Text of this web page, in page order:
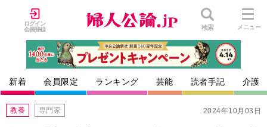
ログイン
会員登録
検索 メニュー
新着 会員限定 ランキング 芸能 読者手記 介護
2024年10月03日
教養 専門家